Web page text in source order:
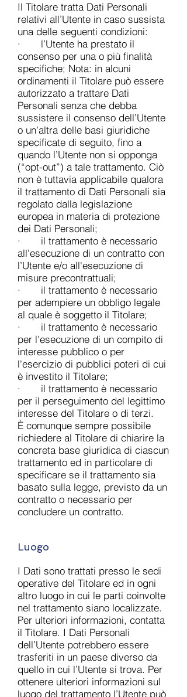
Il Titolare tratta Dati Personali
relativi all’Utente in caso sussista
una delle seguenti condizioni:
· l’Utente ha prestato il
consenso per una o più finalità
specifiche; Nota: in alcuni
ordinamenti il Titolare può essere
autorizzato a trattare Dati
Personali senza che debba
sussistere il consenso dell’Utente
o un’altra delle basi giuridiche
specificate di seguito, fino a
quando l’Utente non si opponga
(“opt-out”) a tale trattamento. Ciò
non è tuttavia applicabile qualora
il trattamento di Dati Personali sia
regolato dalla legislazione
europea in materia di protezione
dei Dati Personali;
· il trattamento è necessario
all'esecuzione di un contratto con
l’Utente e/o all'esecuzione di
misure precontrattuali;
· il trattamento è necessario
per adempiere un obbligo legale
al quale è soggetto il Titolare;
· il trattamento è necessario
per l'esecuzione di un compito di
interesse pubblico o per
l'esercizio di pubblici poteri di cui
è investito il Titolare;
· il trattamento è necessario
per il perseguimento del legittimo
interesse del Titolare o di terzi.
È comunque sempre possibile
richiedere al Titolare di chiarire la
concreta base giuridica di ciascun
trattamento ed in particolare di
specificare se il trattamento sia
basato sulla legge, previsto da un
contratto o necessario per
concludere un contratto.
Luogo
I Dati sono trattati presso le sedi
operative del Titolare ed in ogni
altro luogo in cui le parti coinvolte
nel trattamento siano localizzate.
Per ulteriori informazioni, contatta
il Titolare. I Dati Personali
dell’Utente potrebbero essere
trasferiti in un paese diverso da
quello in cui l’Utente si trova. Per
ottenere ulteriori informazioni sul
luogo del trattamento l’Utente può